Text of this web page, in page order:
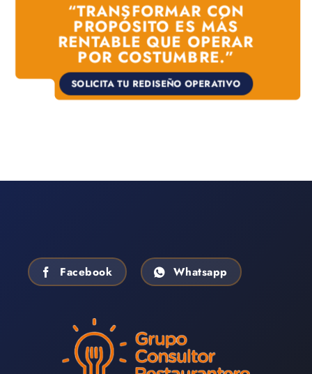
“TRANSFORMAR CON
PROPÓSITO ES MÁS
RENTABLE QUE OPERAR
POR COSTUMBRE.”
SOLICITA TU REDISEÑO OPERATIVO
Facebook Whatsapp